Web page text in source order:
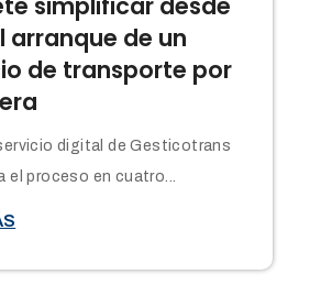
arranque de un
de transporte por
digital de Gesticotrans
el proceso en cuatro...